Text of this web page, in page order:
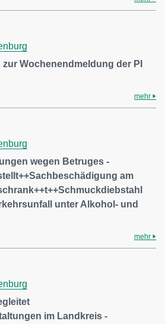
zur Wochenendmeldung der PI
mehr
wegen Betruges -
am
unter Alkohol- und
mehr
im Landkreis -